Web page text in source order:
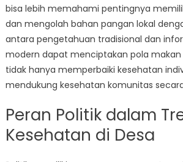
bisa lebih memahami pentingnya
dan mengolah bahan pangan lokal
antara pengetahuan tradisional dan
modern dapat menciptakan pola makan
tidak hanya memperbaiki kesehatan
mendukung kesehatan komunitas
Peran Politik dalam
Kesehatan di Desa